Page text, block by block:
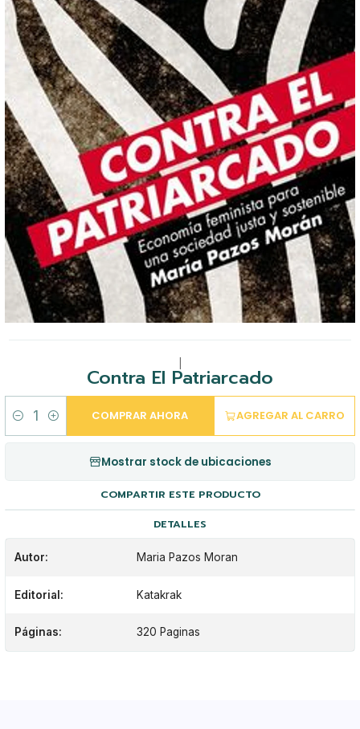
Contra El Patriarcado
Cantidad
AGREGAR AL CARRO
COMPRAR AHORA
Mostrar stock de ubicaciones
COMPARTIR ESTE PRODUCTO
DETALLES
Autor: Maria Pazos Moran
Editorial: Katakrak
Páginas: 320 Paginas